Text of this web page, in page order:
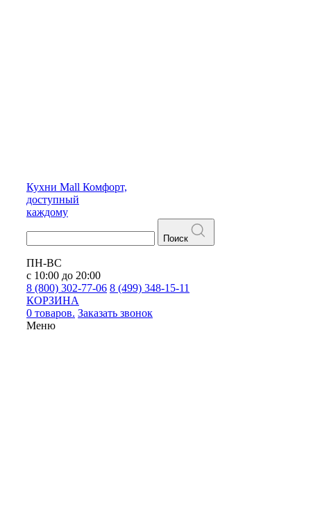
Кухни Mall Комфорт,
доступный
каждому
Поиск
ПН-ВС
с 10:00 до 20:00
8 (800) 302-77-06 8 (499) 348-15-11
КОРЗИНА
0 товаров. Заказать звонок
Меню